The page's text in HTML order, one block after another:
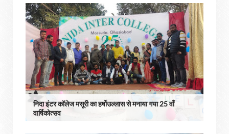
निदा इंटर कॉलेज मसूरी का हर्षोउल्लास से मनाया गया 25 वाँ
वार्षिकोत्सव